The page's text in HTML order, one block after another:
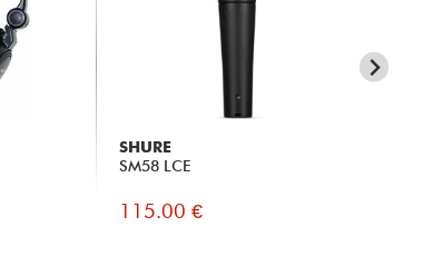
SHURE
SM58 LCE
115.00 €